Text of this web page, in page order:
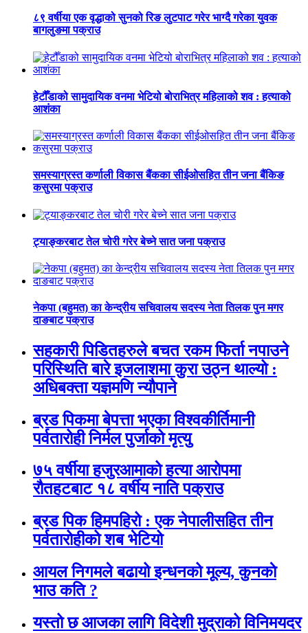
८९ वर्षीया एक वृद्धाको सुनको रिङ लुटपाट गरेर भाग्दै गरेका युवक
बागलुङमा पक्राउ
हेटौँडाको सामुदायिक वनमा भेटियो बोराभित्र महिलाको शव : हत्याको
आशंका
समस्याग्रस्त कर्णाली विकास बैंकका सीईओसहित तीन जना बैंकिङ
कसुरमा पक्राउ
ट्याङ्करबाट तेल चोरी गरेर बेच्ने सात जना पक्राउ
नेकपा (बहुमत) का केन्द्रीय सचिवालय सदस्य नेता तिलक पुन मगर
दाङबाट पक्राउ
सहकारी पिडितहरुले बचत रकम फिर्ता नपाउने
परिस्थिति बारे इजलाशमा कुरा उठ्न थाल्यो :
अधिबक्ता यज्ञमणि न्यौपाने
ब्रड पिकमा बेपत्ता भएका विश्वकीर्तिमानी
पर्वतारोही निर्मल पुर्जाको मृत्यु
७५ वर्षीया हजुरआमाको हत्या आरोपमा
रौतहटबाट १८ वर्षीय नाति पक्राउ
ब्रड पिक हिमपहिरो : एक नेपालीसहित तीन
पर्वतारोहीको शब भेटियो
आयल निगमले बढायो इन्धनको मूल्य, कुनकाे
भाउ कति ?
यस्तो छ आजका लागि विदेशी मुद्राको विनिमयदर